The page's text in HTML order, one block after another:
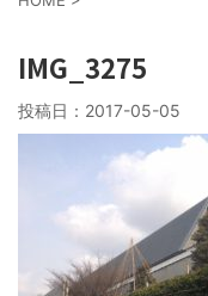
IMG_3275
投稿日： 2017-05-05